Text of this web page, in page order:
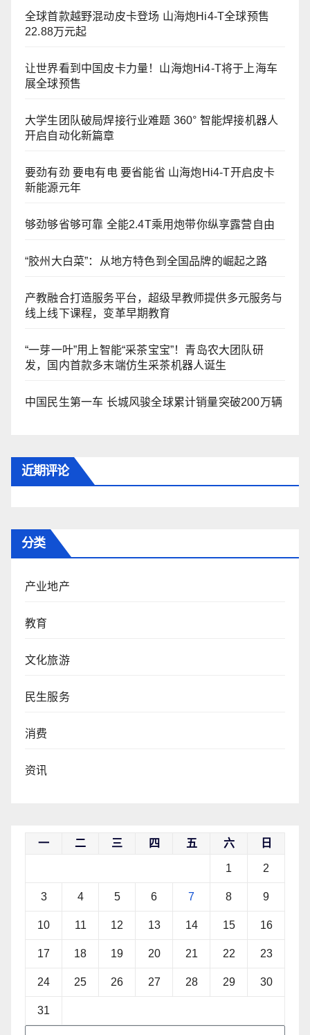
全球首款越野混动皮卡登场 山海炮Hi4-T全球预售
22.88万元起
让世界看到中国皮卡力量！山海炮Hi4-T将于上海车
展全球预售
大学生团队破局焊接行业难题 360° 智能焊接机器人
开启自动化新篇章
要劲有劲 要电有电 要省能省 山海炮Hi4-T开启皮卡
新能源元年
够劲够省够可靠 全能2.4T乘用炮带你纵享露营自由
“胶州大白菜”：从地方特色到全国品牌的崛起之路
产教融合打造服务平台，超级早教师提供多元服务与
线上线下课程，变革早期教育
“一芽一叶”用上智能“采茶宝宝”！青岛农大团队研
发，国内首款多末端仿生采茶机器人诞生
中国民生第一车 长城风骏全球累计销量突破200万辆
近期评论
分类
产业地产
教育
文化旅游
民生服务
消费
资讯
一 二 三 四 五 六 日
1 2
3 4 5 6 7 8 9
10 11 12 13 14 15 16
17 18 19 20 21 22 23
24 25 26 27 28 29 30
31